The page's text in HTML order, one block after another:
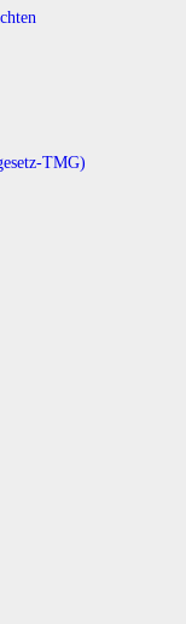
TMG)